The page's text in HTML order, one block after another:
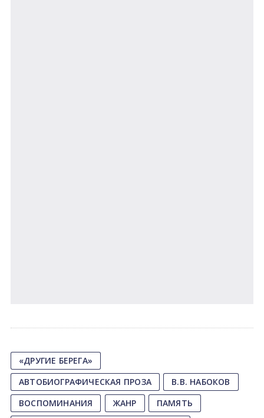
«ДРУГИЕ БЕРЕГА»
АВТОБИОГРАФИЧЕСКАЯ ПРОЗА
В.В. НАБОКОВ
ВОСПОМИНАНИЯ
ЖАНР
ПАМЯТЬ